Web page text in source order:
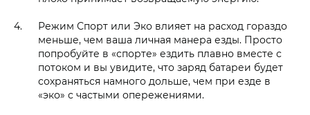
Режим Спорт или Эко влияет на расход гораздо
меньше, чем ваша личная манера езды. Просто
попробуйте в «спорте» ездить плавно вместе с
потоком и вы увидите, что заряд батареи будет
сохраняться намного дольше, чем при езде в
«эко» с частыми опережениями.